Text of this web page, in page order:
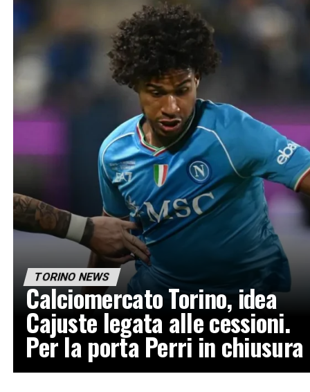
TORINO NEWS
Calciomercato Torino, idea
Cajuste legata alle cessioni.
Per la porta Perri in chiusura